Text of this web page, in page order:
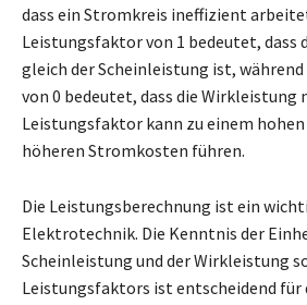
dass ein Stromkreis ineffizient
Leistungsfaktor von 1 bedeutet, dass
gleich der Scheinleistung ist,
von 0 bedeutet, dass die Wirkleistung
Leistungsfaktor kann zu einem
höheren Stromkosten führen.
Die Leistungsberechnung ist ein
Elektrotechnik. Die Kenntnis der
Scheinleistung und der Wirkleistung
Leistungsfaktors ist entscheidend für